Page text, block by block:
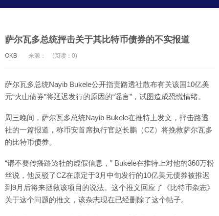
萨尔瓦多总统抨击关于其比特币债券的不实报道
OKB 来源： (阅读：0)
萨尔瓦多总统Nayib Bukele公开指责路透社散布有关该国10亿美
元“火山债券”将延迟发行的原因的“谣言”，试图造成恐慌情绪。
周三晚间，萨尔瓦多总统Nayib Bukele在推特上发文，抨击路透
社的一篇报道，称币安首席执行官赵长鹏（CZ）将挽救萨尔瓦多
的比特币债券。
“请不要传播路透社的虚假信息，” Bukele在推特上对他的360万粉
丝说，他反驳了CZ在原定于3月中旬发行的10亿美元债券被推迟
到9月后将来拯救该项目的说法。这个推文回应了《比特币杂志》
关于这个问题的推文，该杂志现在已经删除了这个帖子。